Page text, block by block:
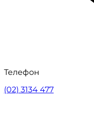
Телефон
(02) 3134 477